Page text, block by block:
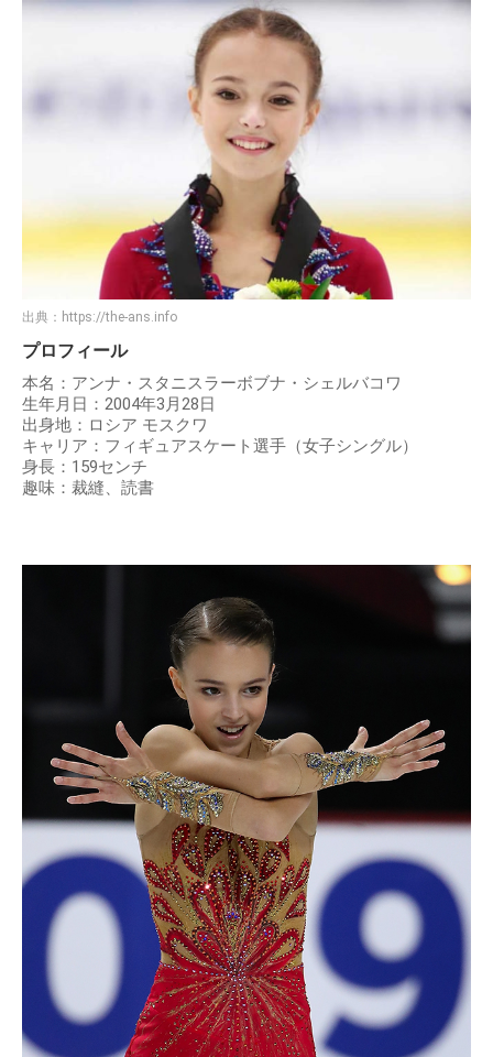
出典： https://the-ans.info
プロフィール
本名：アンナ・スタニスラーボブナ・シェルバコワ
生年月日：2004年3月28日
出身地：ロシア モスクワ
キャリア：フィギュアスケート選手（女子シングル）
身長：159センチ
趣味：裁縫、読書